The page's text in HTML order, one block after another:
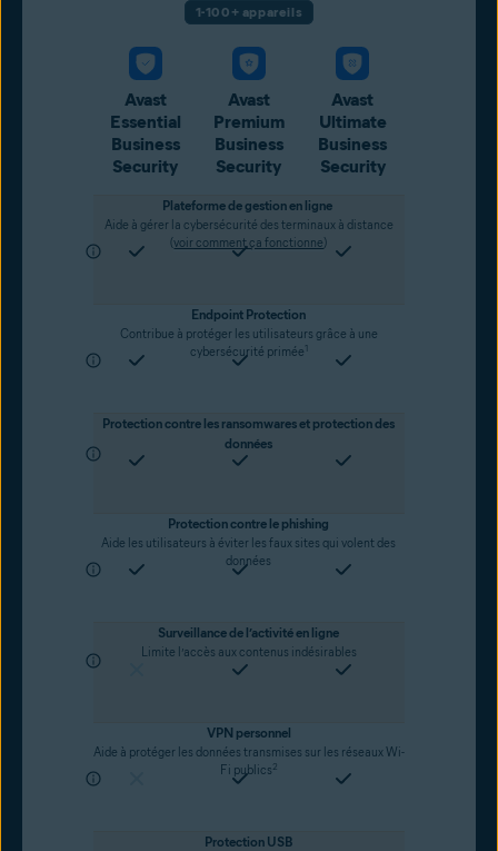
1-100+ appareils
Avast
Essential
Business
Security
Avast
Premium
Business
Security
Avast
Ultimate
Business
Security
Plateforme de gestion en ligne
Aide à gérer la cybersécurité des terminaux à distance
(voir comment ça fonctionne)
Endpoint Protection
Contribue à protéger les utilisateurs grâce à une
cybersécurité primée 1
Protection contre les ransomwares et protection des
données
Protection contre le phishing
Aide les utilisateurs à éviter les faux sites qui volent des
données
Surveillance de l’activité en ligne
Limite l’accès aux contenus indésirables
VPN personnel
Aide à protéger les données transmises sur les réseaux Wi-
Fi publics 2
Protection USB